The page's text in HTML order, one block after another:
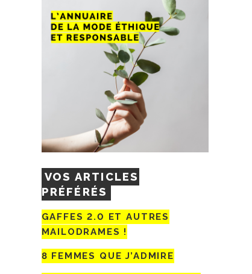
VOS ARTICLES
PRÉFÉRÉS
GAFFES 2.0 ET AUTRES
MAILODRAMES !
8 FEMMES QUE J’ADMIRE